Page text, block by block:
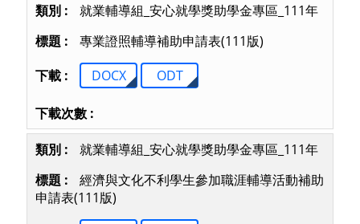
就業輔導組_安心就學獎助學金專區_111年
專業證照輔導補助申請表(111版)
DOCX
ODT
就業輔導組_安心就學獎助學金專區_111年
經濟與文化不利學生參加職涯輔導活動補助
申請表(111版)